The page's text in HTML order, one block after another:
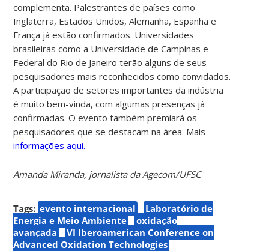
complementa. Palestrantes de países como
Inglaterra, Estados Unidos, Alemanha, Espanha e
França já estão confirmados. Universidades
brasileiras como a Universidade de Campinas e
Federal do Rio de Janeiro terão alguns de seus
pesquisadores mais reconhecidos como convidados.
A participação de setores importantes da indústria
é muito bem-vinda, com algumas presenças já
confirmadas. O evento também premiará os
pesquisadores que se destacam na área. Mais
informações aqui.
Amanda Miranda, jornalista da Agecom/UFSC
Tags: evento internacional
Laboratório de
Energia e Meio Ambiente
oxidação
avançada
VI Iberoamerican Conference on
Advanced Oxidation Technologies